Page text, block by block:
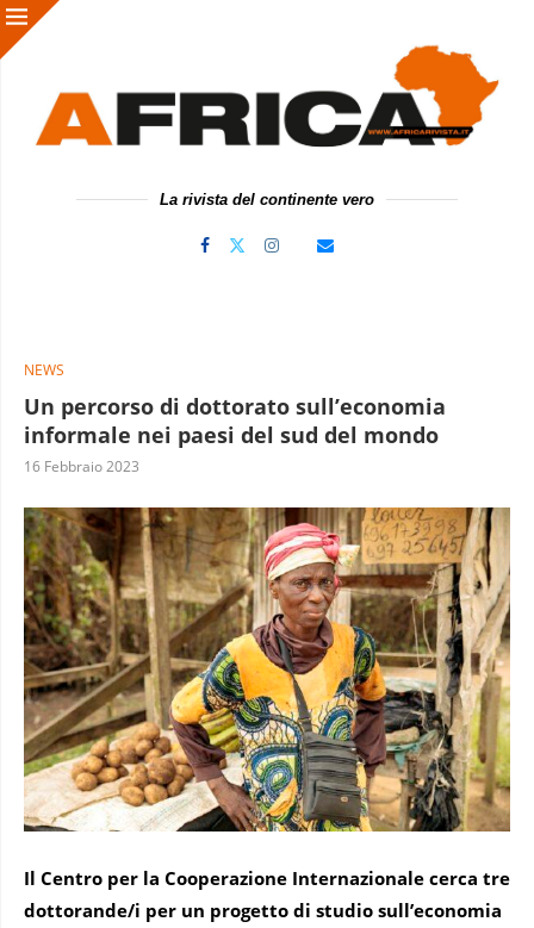
La rivista del continente vero
NEWS
Un percorso di dottorato sull’economia
informale nei paesi del sud del mondo
16 Febbraio 2023
Il Centro per la Cooperazione Internazionale cerca tre
dottorande/i per un progetto di studio sull’economia